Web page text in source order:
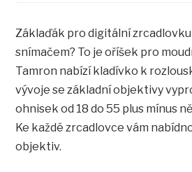
Záklaďák pro digitální zrcadlovku
snímačem? To je oříšek pro
Tamron nabízí kladívko k
vývoje se základní objektivy
ohnisek od 18 do 55 plus mínus
Ke každé zrcadlovce vám
objektiv.